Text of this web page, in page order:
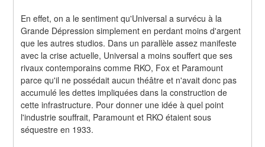
En effet, on a le sentiment qu'Universal a survécu à la
Grande Dépression simplement en perdant moins d'argent
que les autres studios. Dans un parallèle assez manifeste
avec la crise actuelle, Universal a moins souffert que ses
rivaux contemporains comme RKO, Fox et Paramount
parce qu'il ne possédait aucun théâtre et n'avait donc pas
accumulé les dettes impliquées dans la construction de
cette infrastructure. Pour donner une idée à quel point
l'industrie souffrait, Paramount et RKO étaient sous
séquestre en 1933.